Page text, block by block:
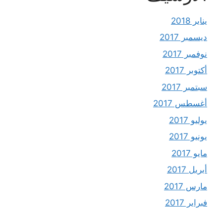
يناير 2018
ديسمبر 2017
نوفمبر 2017
أكتوبر 2017
سبتمبر 2017
أغسطس 2017
يوليو 2017
يونيو 2017
مايو 2017
أبريل 2017
مارس 2017
فبراير 2017